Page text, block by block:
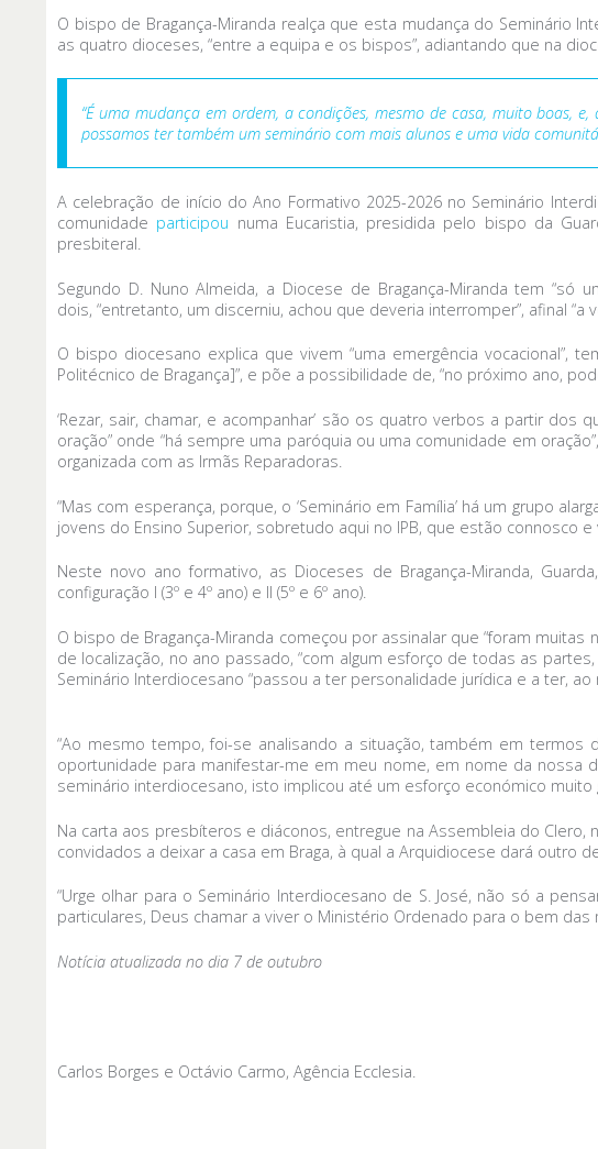
O bispo de Bragança-Miranda realça que esta mudança do Seminário
as quatro dioceses, “entre a equipa e os bispos”, adiantando que na
“É uma mudança em ordem, a condições, mesmo de casa, muito boas,
possamos ter também um seminário com mais alunos e uma vida
A celebração de início do Ano Formativo 2025-2026 no Seminário
comunidade participou numa Eucaristia, presidida pelo bispo da
presbiteral.
Segundo D. Nuno Almeida, a Diocese de Bragança-Miranda tem
dois, “entretanto, um discerniu, achou que deveria interromper”, afinal
O bispo diocesano explica que vivem “uma emergência
Politécnico de Bragança]”, e põe a possibilidade de, “no próximo ano,
‘Rezar, sair, chamar, e acompanhar’ são os quatro verbos a partir dos
oração” onde “há sempre uma paróquia ou uma comunidade em
organizada com as Irmãs Reparadoras.
“Mas com esperança, porque, o ‘Seminário em Família’ há um grupo
jovens do Ensino Superior, sobretudo aqui no IPB, que estão connosco e
Neste novo ano formativo, as Dioceses de Bragança-Miranda,
configuração I (3º e 4º ano) e II (5º e 6º ano).
O bispo de Bragança-Miranda começou por assinalar que “foram
de localização, no ano passado, “com algum esforço de todas as
Seminário Interdiocesano “passou a ter personalidade jurídica e a ter,
“Ao mesmo tempo, foi-se analisando a situação, também em
oportunidade para manifestar-me em meu nome, em nome da nossa
seminário interdiocesano, isto implicou até um esforço económico
Na carta aos presbíteros e diáconos, entregue na Assembleia do
convidados a deixar a casa em Braga, à qual a Arquidiocese dará outro
“Urge olhar para o Seminário Interdiocesano de S. José, não só a
particulares, Deus chamar a viver o Ministério Ordenado para o bem das
Notícia atualizada no dia 7 de outubro
Carlos Borges e Octávio Carmo, Agência Ecclesia.